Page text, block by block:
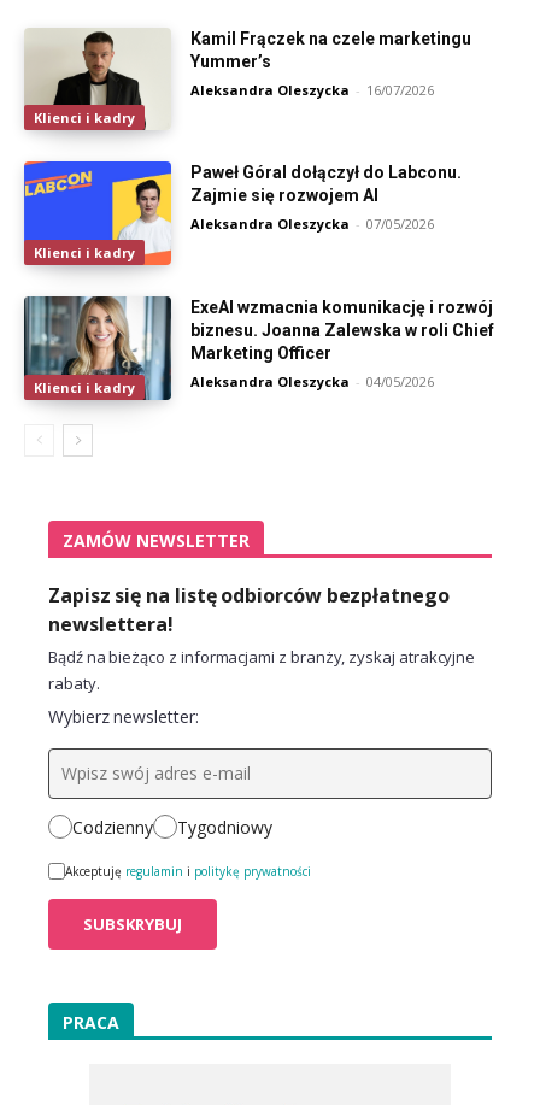
Klienci i kadry
Kamil Frączek na czele marketingu
Yummer’s
Aleksandra Oleszycka - 16/07/2026
Klienci i kadry
Paweł Góral dołączył do Labconu.
Zajmie się rozwojem AI
Aleksandra Oleszycka - 07/05/2026
Klienci i kadry
ExeAI wzmacnia komunikację i rozwój
biznesu. Joanna Zalewska w roli Chief
Marketing Officer
Aleksandra Oleszycka - 04/05/2026
ZAMÓW NEWSLETTER
Zapisz się na listę odbiorców bezpłatnego
newslettera!
Bądź na bieżąco z informacjami z branży, zyskaj atrakcyjne
rabaty.
Wybierz newsletter:
Codzienny Tygodniowy
Akceptuję regulamin i politykę prywatności
PRACA